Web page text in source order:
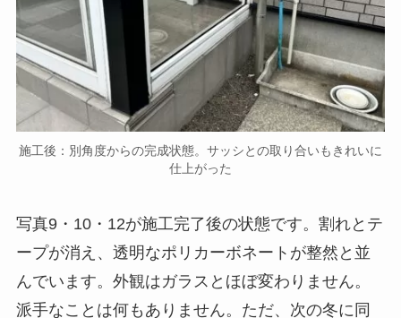
施工後：別角度からの完成状態。サッシとの取り合いもきれいに
仕上がった
写真9・10・12が施工完了後の状態です。割れとテ
ープが消え、透明なポリカーボネートが整然と並
んでいます。外観はガラスとほぼ変わりません。
派手なことは何もありません。ただ、次の冬に同